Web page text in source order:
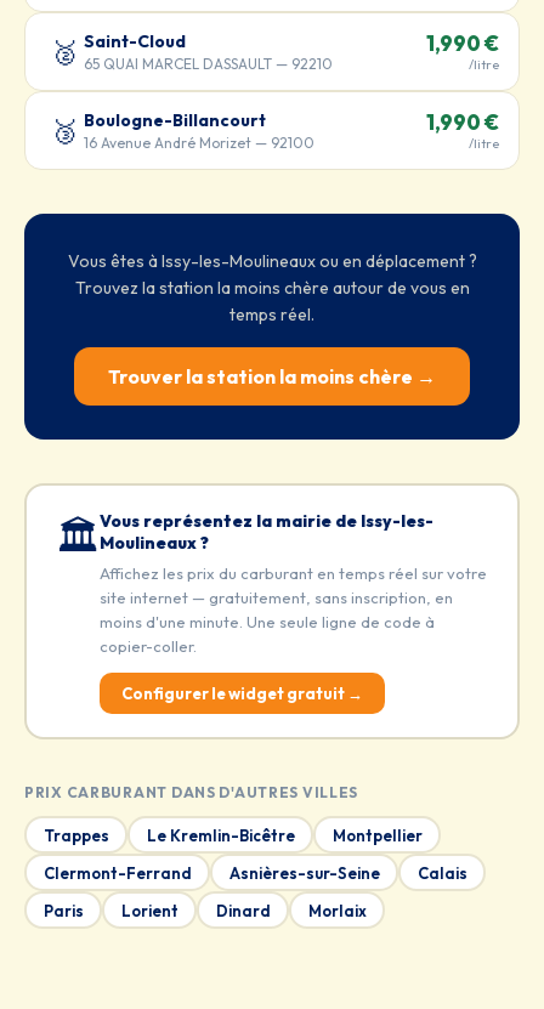
🥈 Saint-Cloud
65 QUAI MARCEL DASSAULT — 92210
1,990 €
/litre
🥉 Boulogne-Billancourt
16 Avenue André Morizet — 92100
1,990 €
/litre
Vous êtes à Issy-les-Moulineaux ou en déplacement ?
Trouvez la station la moins chère autour de vous en
temps réel.
Trouver la station la moins chère →
🏛️Vous représentez la mairie de Issy-les-
Moulineaux ?
Affichez les prix du carburant en temps réel sur votre
site internet — gratuitement, sans inscription, en
moins d'une minute. Une seule ligne de code à
copier-coller.
Configurer le widget gratuit →
PRIX CARBURANT DANS D'AUTRES VILLES
Trappes Le Kremlin-Bicêtre
Montpellier
Clermont-Ferrand
Asnières-sur-Seine
Calais
Paris
Lorient Dinard Morlaix